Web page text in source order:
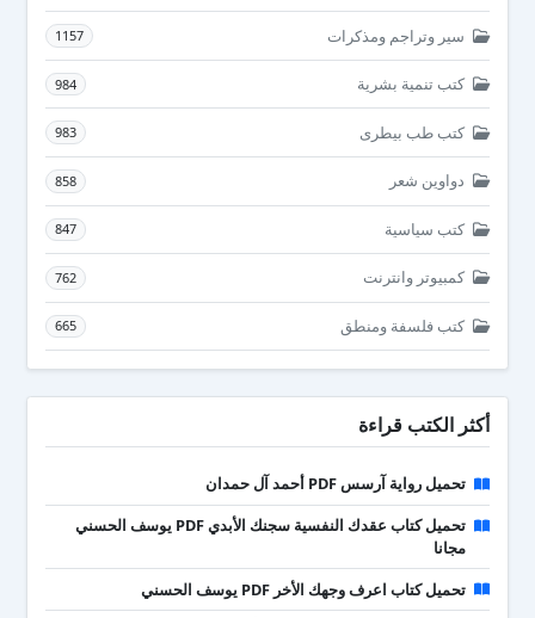
سير وتراجم ومذكرات 1157
كتب تنمية بشرية 984
كتب طب بيطرى 983
دواوين شعر 858
كتب سياسية 847
كمبيوتر وانترنت 762
كتب فلسفة ومنطق 665
أكثر الكتب قراءة
تحميل رواية آرسس PDF أحمد آل حمدان
تحميل كتاب عقدك النفسية سجنك الأبدي PDF يوسف الحسني
مجانا
تحميل كتاب اعرف وجهك الأخر PDF يوسف الحسني